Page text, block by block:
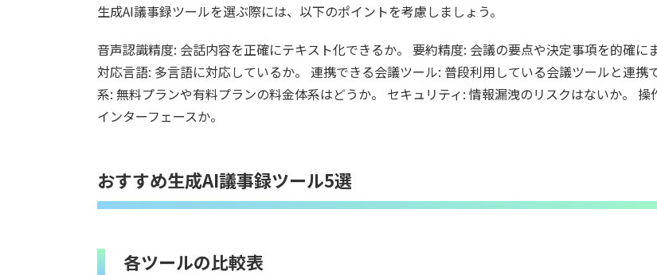
生成AI議事録ツールを選ぶ際には、以下のポイントを考慮しましょう。
音声認識精度: 会話内容を正確にテキスト化できるか。 要約精度: 会議の要点や決定事項を的確に
対応言語: 多言語に対応しているか。 連携できる会議ツール: 普段利用している会議ツールと連携
系: 無料プランや有料プランの料金体系はどうか。 セキュリティ: 情報漏洩のリスクはないか。 操
インターフェースか。
おすすめ生成AI議事録ツール5選
各ツールの比較表